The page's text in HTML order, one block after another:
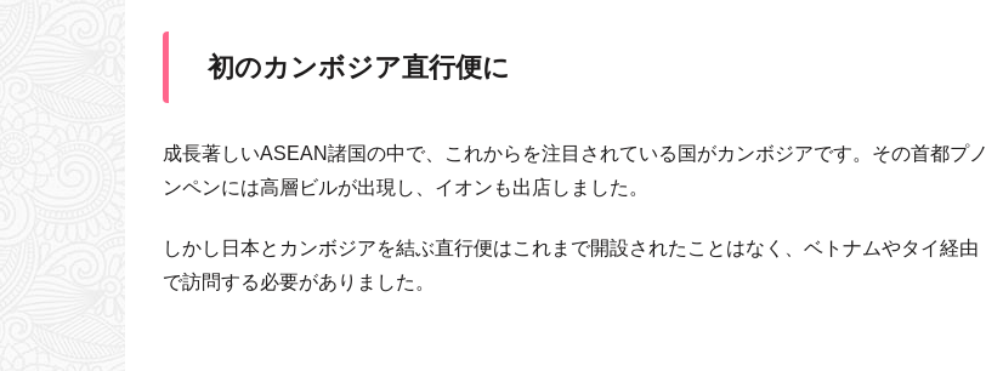
初のカンボジア直行便に
成長著しいASEAN諸国の中で、これからを注目されている国がカンボジアです。その首都プノ
ンペンには高層ビルが出現し、イオンも出店しました。
しかし日本とカンボジアを結ぶ直行便はこれまで開設されたことはなく、ベトナムやタイ経由
で訪問する必要がありました。